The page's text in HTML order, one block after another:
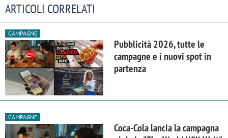
ARTICOLI CORRELATI
CAMPAGNE
Pubblicità 2026, tutte le
campagne e i nuovi spot in
partenza
CAMPAGNE
Coca-Cola lancia la campagna